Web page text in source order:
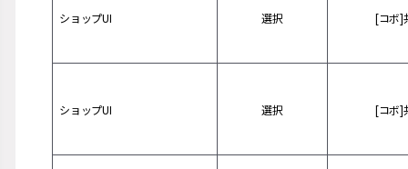
ショップUI 選択 [コボ]
ショップUI 選択 [コボ]